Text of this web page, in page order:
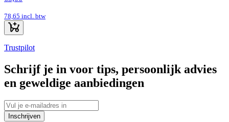
78,65 incl. btw
Trustpilot
Schrijf je in voor tips, persoonlijk advies
en geweldige aanbiedingen
Inschrijven